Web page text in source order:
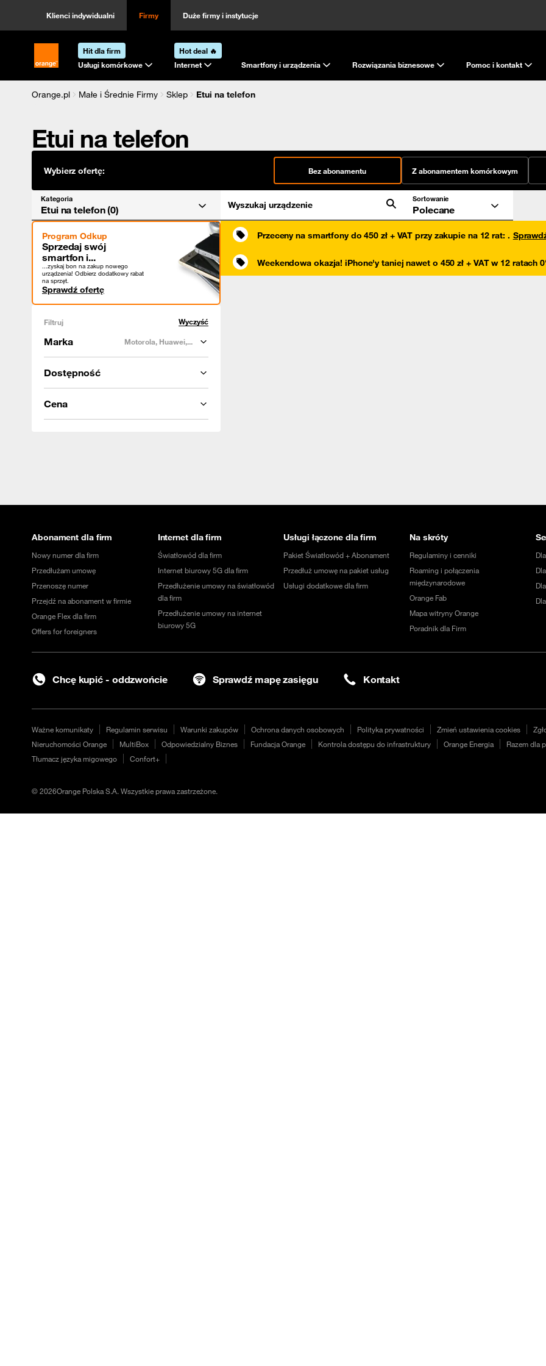
Klienci indywidualni Firmy Duże firmy i instytucje
Strona główna Orange.pl
Hit dla firm
Usługi komórkowe
Hot deal 🔥
Internet
Smartfony i urządzenia Rozwiązania biznesowe Pomoc i kontakt
Orange.pl Małe i Średnie Firmy Sklep
Etui na telefon
Etui na telefon
Wybierz ofertę: Bez abonamentu Z abonamentem komórkowym
Kategoria
Etui na telefon (0) Wyszukaj urządzenie
Sortowanie
Polecane
Program Odkup
Sprzedaj swój
smartfon i...
...zyskaj bon na zakup nowego
urządzenia! Odbierz dodatkowy rabat
na sprzęt.
Sprawdź ofertę
Filtruj Wyczyść
Marka Motorola, Huawei,...
Dostępność
Cena
Przeceny na smartfony do 450 zł + VAT przy zakupie na 12 rat: .
Weekendowa okazja! iPhone'y taniej nawet o 450 zł + VAT w 12 ratach
Abonament dla firm
Nowy numer dla firm
Przedłużam umowę
Przenoszę numer
Przejdź na abonament w firmie
Orange Flex dla firm
Offers for foreigners
Internet dla firm
Światłowód dla firm
Internet biurowy 5G dla firm
Przedłużenie umowy na światłowód
dla firm
Przedłużenie umowy na internet
biurowy 5G
Usługi łączone dla firm
Pakiet Światłowód + Abonament
Przedłuż umowę na pakiet usług
Usługi dodatkowe dla firm
Na skróty
Regulaminy i cenniki
Roaming i połączenia
międzynarodowe
Orange Fab
Mapa witryny Orange
Poradnik dla Firm
Chcę kupić - oddzwońcie Sprawdź mapę zasięgu Kontakt
Ważne komunikaty Regulamin serwisu Warunki zakupów Ochrona danych osobowych Polityka prywatności Zmień ustawienia cookies
Nieruchomości Orange
MultiBox Odpowiedzialny Biznes Fundacja Orange Kontrola dostępu do infrastruktury Orange Energia Razem dla
Tłumacz języka migowego
Confort+
©2026Orange Polska S.A. Wszystkie prawa zastrzeżone.